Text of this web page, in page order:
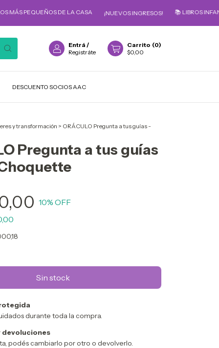
DE LA CASA ¡NUEVOS INGRESOS! 📚 LIBROS INFANTILES
Entrá /
Registráte
Carrito (0)
$0,00
DESCUENTO SOCIOS AAC
y transformación > ORÁCULO Pregunta a tus guías -
Pregunta a tus guías
10% OFF
durante toda la compra.
devoluciones
podés cambiarlo por otro o devolverlo.